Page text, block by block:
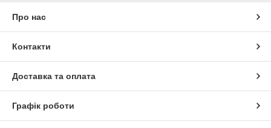
Про нас
Контакти
Доставка та оплата
Графік роботи